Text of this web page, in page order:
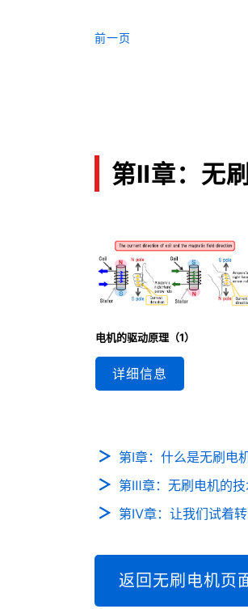
前一页
第Ⅱ章：无
电机的驱动原理（1）
详细信息
第Ⅰ章：什么是无刷电
第Ⅲ章：无刷电机的技
第Ⅳ章：让我们试着
返回无刷电机页